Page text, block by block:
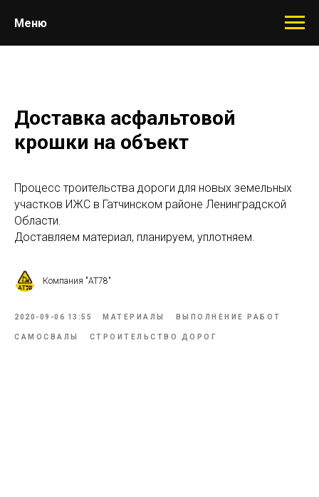
Меню
Доставка асфальтовой
крошки на объект
Процесс троительства дороги для новых земельных
участков ИЖС в Гатчинском районе Ленинградской
Области.
Доставляем материал, планируем, уплотняем.
Компания "АТ78"
2020-09-06 13:55 МАТЕРИАЛЫ ВЫПОЛНЕНИЕ РАБОТ
САМОСВАЛЫ СТРОИТЕЛЬСТВО ДОРОГ